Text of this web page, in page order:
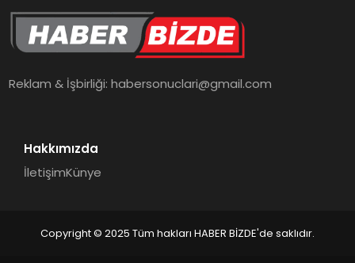
Reklam & İşbirliği:habersonuclari@gmail.com
Hakkımızda
İletişimKünye
Copyright © 2025 Tüm hakları HABER BİZDE'de saklıdır.